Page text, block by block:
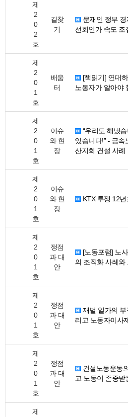
제
2
0
2
호
길찾
기
문재인 정부
선회인가 속도 조
제
2
0
1
호
배움
터
[책읽기] 연대
노동자가 알아야
제
2
0
1
호
이슈
와 현
장
“우리도 해냈
있습니다!” - 금
산지회 건설 사례
제
2
0
1
호
이슈
와 현
장
KTX 투쟁 12
제
2
0
1
호
쟁점
과 대
안
[노동포럼] 노
의 조직화 사례와
제
2
0
1
호
쟁점
과 대
안
재벌 일가의
리고 노동자이사
제
2
0
1
호
쟁점
과 대
안
건설노동운동
고 노동이 존중받
제